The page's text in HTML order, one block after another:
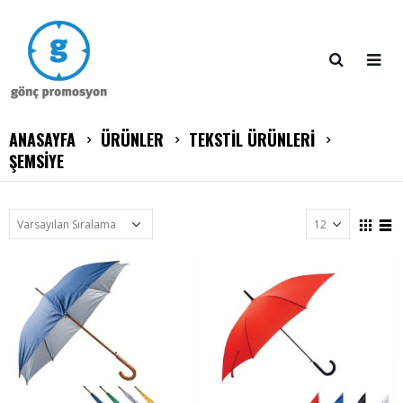
ANASAYFA ÜRÜNLER
TEKSTİL ÜRÜNLERİ
ŞEMSİYE